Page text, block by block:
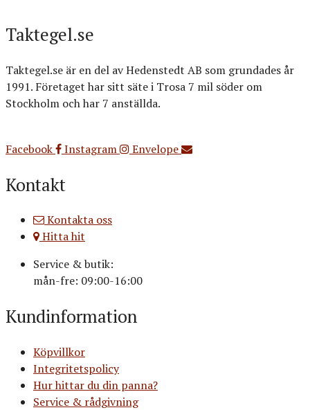
Taktegel.se
Taktegel.se är en del av Hedenstedt AB som grundades år
1991. Företaget har sitt säte i Trosa 7 mil söder om
Stockholm och har 7 anställda.
Facebook
Instagram Envelope
Kontakt
Kontakta oss
Hitta hit
Service & butik:
mån-fre: 09:00-16:00
Kundinformation
Köpvillkor
Integritetspolicy
Hur hittar du din panna?
Service & rådgivning